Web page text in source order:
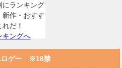
にランキング
新作・おすす
だ！
キングへ
ロゲー ※18禁